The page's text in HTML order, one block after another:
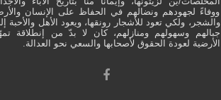
ووفاءً لجهودهم ونضالهم في الحفاظ على الإنسان
والشجر، ولكي تعود للأشجار رونقها، ويعود الأهل والأحبة
جبالهم وسهولهم ومنازلهم، كان لا بدّ من إنطلاقة
الأرضية لعودة الحقوق لأصحابها والسعي نحو العدالة.